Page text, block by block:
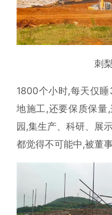
刺
1800个小时,每天仅
地施工,还要保质保量
园,集生产、科研、展
都觉得不可能中,被董